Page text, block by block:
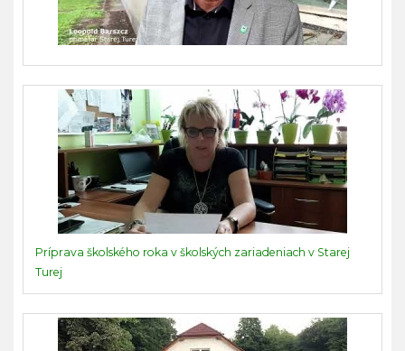
Príprava školského roka v školských zariadeniach v Starej
Turej